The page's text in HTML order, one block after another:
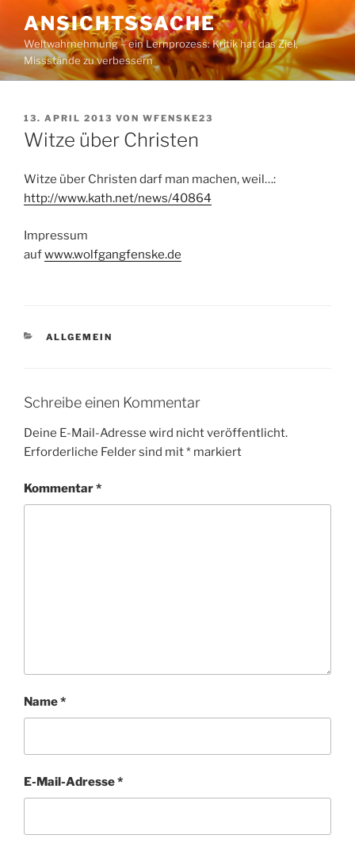
Inhalt
springen
ANSICHTSSACHE
Weltwahrnehmung – ein Lernprozess: Kritik hat das Ziel,
Missstände zu verbessern
VERÖFFENTLICHT
AM
13. APRIL 2013 VON WFENSKE23
Witze über Christen
Witze über Christen darf man machen, weil…:
http://www.kath.net/news/40864
Impressum
aufwww.wolfgangfenske.de
KATEGORIEN
ALLGEMEIN
Schreibe einen Kommentar
Deine E-Mail-Adresse wird nicht veröffentlicht.
Erforderliche Felder sind mit* markiert
Kommentar*
Name*
E-Mail-Adresse*